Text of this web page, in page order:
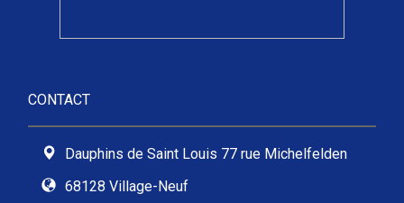
CONTACT
Dauphins de Saint Louis 77 rue Michelfelden
68128 Village-Neuf